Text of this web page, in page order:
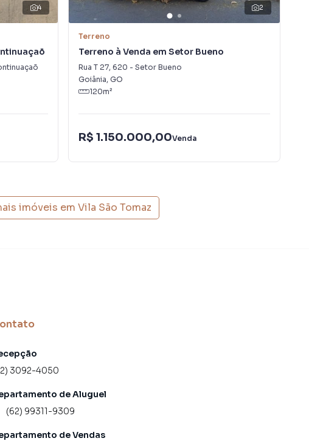
4 2
Terreno
Terreno à Venda em Setor Bueno
Rua T 27, 620 - Setor Bueno
Goiânia, GO
120m²
R$ 1.150.000,00Venda
imóveis em Vila São Tomaz
3092-4050
de Aluguel
(62) 99311-9309
de Vendas